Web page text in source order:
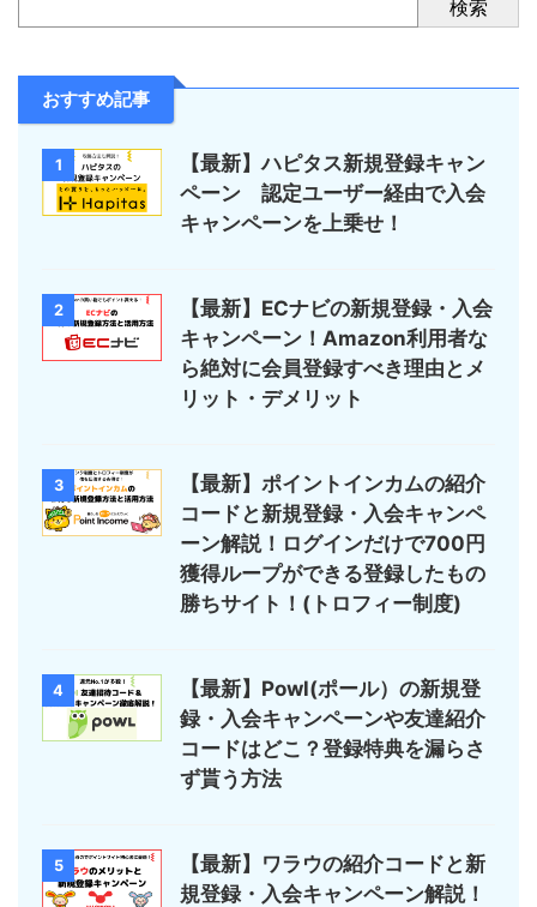
検索
おすすめ記事
1
【最新】ハピタス新規登録キャン
ペーン 認定ユーザー経由で入会
キャンペーンを上乗せ！
2
【最新】ECナビの新規登録・入会
キャンペーン！Amazon利用者な
ら絶対に会員登録すべき理由とメ
リット・デメリット
3
【最新】ポイントインカムの紹介
コードと新規登録・入会キャンペ
ーン解説！ログインだけで700円
獲得ループができる登録したもの
勝ちサイト！(トロフィー制度)
4
【最新】Powl(ポール）の新規登
録・入会キャンペーンや友達紹介
コードはどこ？登録特典を漏らさ
ず貰う方法
5
【最新】ワラウの紹介コードと新
規登録・入会キャンペーン解説！